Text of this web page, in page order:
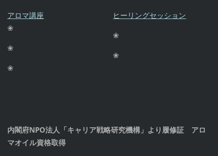
アロマ講座
❀
❀
❀
ヒーリングセッション
❀
❀
内閣府NPO法人「キャリア戦略研究機構」より履修証 アロ
マオイル資格取得